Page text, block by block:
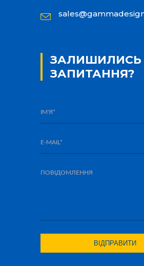
ЗАЛИШИЛИСЬ
ЗАПИТАННЯ?